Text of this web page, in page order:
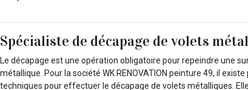
Spécialiste de décapage de volets
Le décapage est une opération obligatoire pour repeindre une
métallique. Pour la société WK RENOVATION peinture 49, il existe
techniques pour effectuer le décapage de volets métalliques.